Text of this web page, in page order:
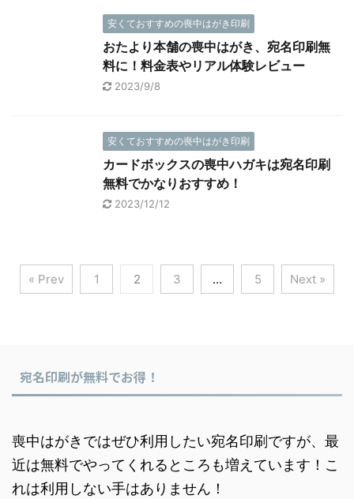
安くておすすめの喪中はがき印刷
おたより本舗の喪中はがき、宛名印刷無
料に！料金表やリアル体験レビュー
2023/9/8
安くておすすめの喪中はがき印刷
カードボックスの喪中ハガキは宛名印刷
無料でかなりおすすめ！
2023/12/12
« Prev 1 2 3 … 5 Next »
宛名印刷が無料でお得！
喪中はがきではぜひ利用したい宛名印刷ですが、最
近は無料でやってくれるところも増えています！こ
れは利用しない手はありません！